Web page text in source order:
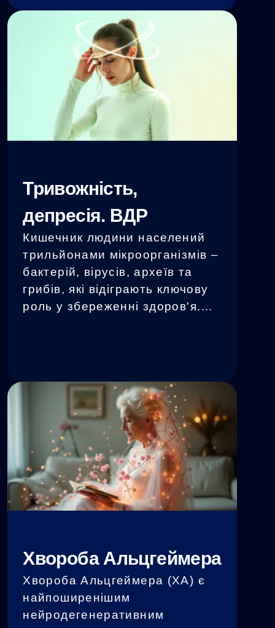
Тривожність,
депресія. ВДР
Кишечник людини населений
трильйонами мікроорганізмів –
бактерій, вірусів, археїв та
грибів, які відіграють ключову
роль у збереженні здоров'я.
стану мікрофлори відомі як
дисбактеріоз...
Хвороба Альцгеймера
Хвороба Альцгеймера (ХА) є
найпоширенішим
нейродегенеративним